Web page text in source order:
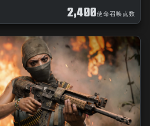
2,400使命召唤点数